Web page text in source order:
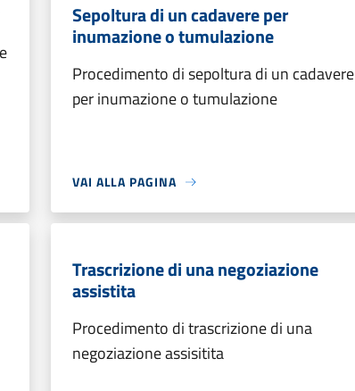
Sepoltura di un cadavere per
inumazione o tumulazione
Procedimento di sepoltura di un cadavere
per inumazione o tumulazione
VAI ALLA PAGINA
Trascrizione di una negoziazione
assistita
Procedimento di trascrizione di una
negoziazione assisitita